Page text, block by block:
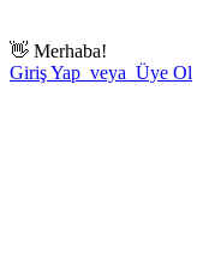
👋 Merhaba!
Giriş Yap veya Üye Ol